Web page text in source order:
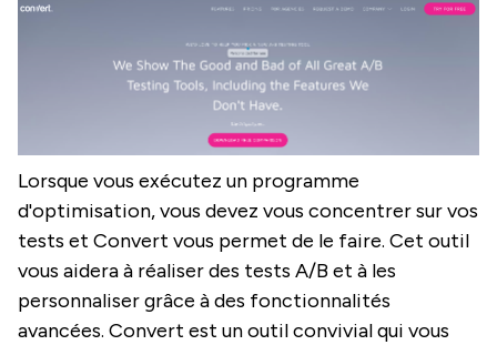
Lorsque vous exécutez un programme
d'optimisation, vous devez vous concentrer sur vos
tests et Convert vous permet de le faire. Cet outil
vous aidera à réaliser des tests A/B et à les
personnaliser grâce à des fonctionnalités
avancées. Convert est un outil convivial qui vous